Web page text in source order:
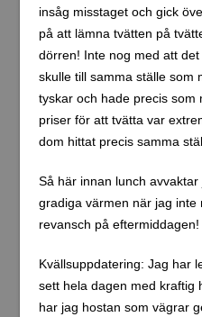
insåg misstaget och gick
på att lämna tvätten på
dörren! Inte nog med att
skulle till samma ställe som
tyskar och hade precis som
priser för att tvätta var
dom hittat precis samma
Så här innan lunch
gradiga värmen när jag inte
revansch på eftermiddagen!
Kvällsuppdatering: Jag har
sett hela dagen med kraftig
har jag hostan som vägrar